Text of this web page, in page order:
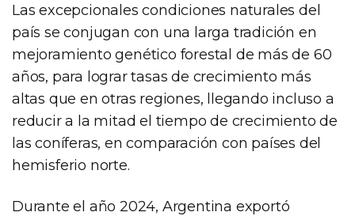
Las excepcionales condiciones naturales del
país se conjugan con una larga tradición en
mejoramiento genético forestal de más de 60
años, para lograr tasas de crecimiento más
altas que en otras regiones, llegando incluso a
reducir a la mitad el tiempo de crecimiento de
las coníferas, en comparación con países del
hemisferio norte.
Durante el año 2024, Argentina exportó